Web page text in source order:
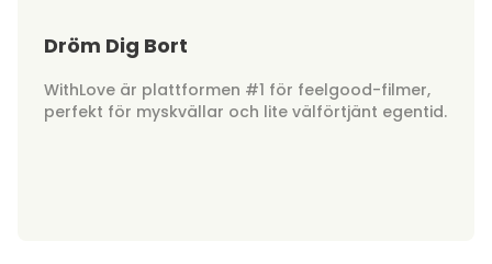
Dröm Dig Bort
WithLove är plattformen #1 för feelgood-filmer,
perfekt för myskvällar och lite välförtjänt egentid.